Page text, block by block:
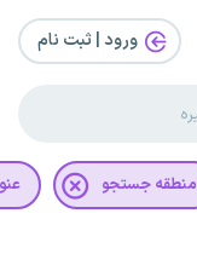
ورود | ثبت‌ نام
منطقه جستجو